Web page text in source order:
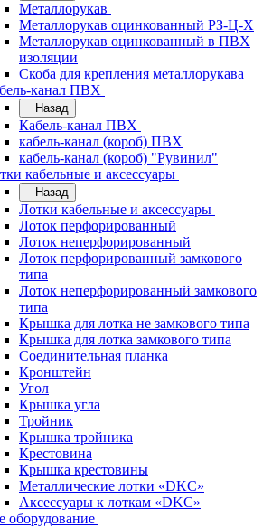
Металлорукав
Металлорукав оцинкованный РЗ-Ц-Х
Металлорукав оцинкованный в ПВХ
изоляции
Скоба для крепления металлорукава
канал ПВХ
Назад
Кабель-канал ПВХ
кабель-канал (короб) ПВХ
кабель-канал (короб) "Рувинил"
кабельные и аксессуары
Назад
Лотки кабельные и аксессуары
Лоток перфорированный
Лоток неперфорированный
Лоток перфорированный замкового
типа
Лоток неперфорированный замкового
типа
Крышка для лотка не замкового типа
Крышка для лотка замкового типа
Соединительная планка
Кронштейн
Угол
Крышка угла
Тройник
Крышка тройника
Крестовина
Крышка крестовины
Металлические лотки «DKC»
Аксессуары к лоткам «DKC»
оборудование